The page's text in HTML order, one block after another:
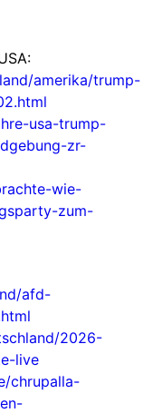
amerika/trump-
usa-trump-
zr-
wie-
zum-
afd-
2026-
live
chrupalla-